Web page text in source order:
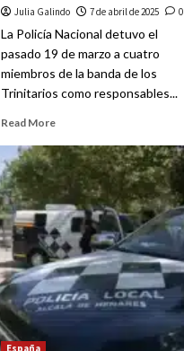
Julia Galindo 7 de abril de 2025 0
La Policía Nacional detuvo el
pasado 19 de marzo a cuatro
miembros de la banda de los
Trinitarios como responsables...
Read More
España